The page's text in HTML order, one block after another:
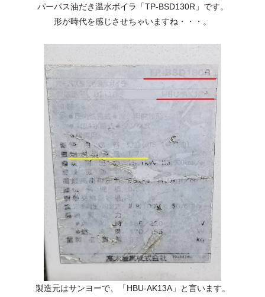
パーパス油だき温水ボイラ 「TP-BSD130R」 です。
形が時代を感じさせちゃいますね・・・。
製造元はサンヨーで、 「HBU-AK13A」
と言います。